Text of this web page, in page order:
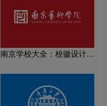
南京学校大全：校徽设计理